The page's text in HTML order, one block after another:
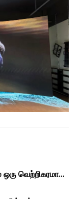
ஒரு வெற்றிகரமான